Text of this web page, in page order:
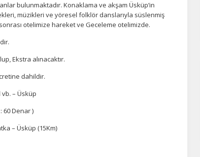
bulunmaktadır. Konaklama ve akşam Üsküp’in
müzikleri ve yöresel folklör danslarıyla süslenmiş
otelimize hareket ve Geceleme otelimizde.
Ekstra alınacaktır.
dahildir.
– Üsküp
60 Denar )
– Üsküp (15Km)